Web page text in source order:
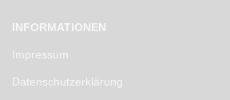
INFORMATIONEN
Impressum
Datenschutzerklärung